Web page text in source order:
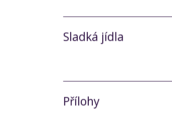
Sladká jídla
Přílohy